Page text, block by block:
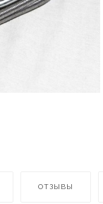
ОТЗЫВЫ